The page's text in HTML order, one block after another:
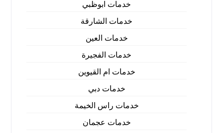
خدمات ابوظبي
خدمات الشارقة
خدمات العين
خدمات الفجيرة
خدمات ام القيوين
خدمات دبي
خدمات راس الخيمة
خدمات عجمان